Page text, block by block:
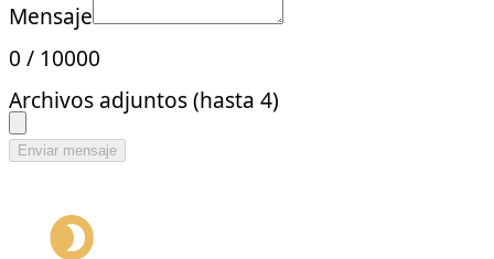
Mensaje
0 / 10000
Archivos adjuntos (hasta 4)
Enviar mensaje